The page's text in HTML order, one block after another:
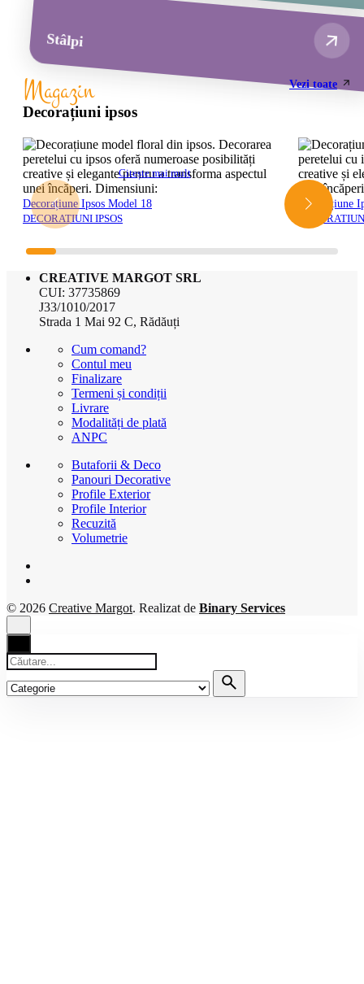
Stâlpi
Magazin
Decorațiuni ipsos
Vezi toate
Citește mai mult
Decorațiune Ipsos Model 18
DECORATIUNI IPSOS
Decorațiune
CREATIVE MARGOT SRL
CUI: 37735869
J33/1010/2017
Strada 1 Mai 92 C, Rădăuți
Cum comand?
Contul meu
Finalizare
Termeni și condiții
Livrare
Modalități de plată
ANPC
Butaforii & Deco
Panouri Decorative
Profile Exterior
Profile Interior
Recuzită
Volumetrie
© 2026 Creative Margot. Realizat de Binary Services
Căutare
pentru